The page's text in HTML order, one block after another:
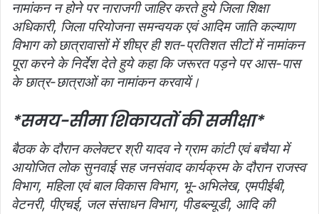
नामांकन न होने पर नाराजगी जाहिर करते हुये जिला शिक्षा
अधिकारी, जिला परियोजना समन्वयक एवं आदिम जाति कल्‍याण
विभाग को छात्रावासों में शीघ्र ही शत-प्रतिशत सीटों में नामांकन
पूरा करने के निर्देश देते हुये कहा कि जरूरत पड़ने पर आस-पास
के छात्र-छात्राओं का नामांकन करवायें।
*समय-सीमा शिकायतों की समीक्षा*
बैठक के दौरान कलेक्‍टर श्री यादव ने ग्राम कांटी एवं बचैया में
आयोजित लोक सुनवाई सह जनसंवाद कार्यक्रम के दौरान राजस्‍व
विभाग, महिला एवं बाल विकास विभाग, भू-अभिलेख, एमपीईबी,
वेटनरी, पीएचई, जल संसाधन विभाग, पीडब्‍ल्‍यूडी, आदि की